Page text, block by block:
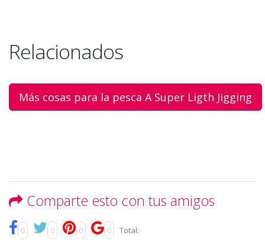
Relacionados
Más cosas para la pesca A Super Ligth Jigging
Comparte esto con tus amigos
0 0 0 0 Total: